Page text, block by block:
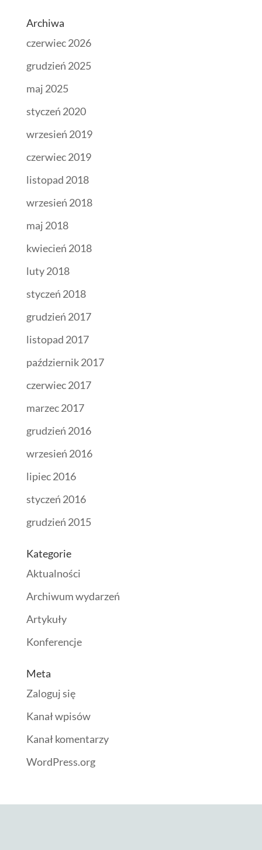
Archiwa
czerwiec 2026
grudzień 2025
maj 2025
styczeń 2020
wrzesień 2019
czerwiec 2019
listopad 2018
wrzesień 2018
maj 2018
kwiecień 2018
luty 2018
styczeń 2018
grudzień 2017
listopad 2017
październik 2017
czerwiec 2017
marzec 2017
grudzień 2016
wrzesień 2016
lipiec 2016
styczeń 2016
grudzień 2015
Kategorie
Aktualności
Archiwum wydarzeń
Artykuły
Konferencje
Meta
Zaloguj się
Kanał wpisów
Kanał komentarzy
WordPress.org